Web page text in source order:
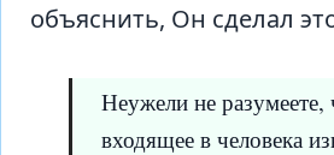
объяснить, Он сделал
Неужели не разумеете,
входящее в человека